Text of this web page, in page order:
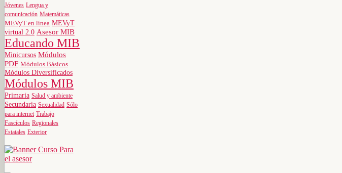
Jóvenes Lengua y
comunicación Matemáticas
MEVyT en línea MEVyT
virtual 2.0 Asesor MIB
Educando MIB
Minicursos Módulos
PDF Módulos Básicos
Módulos Diversificados
Módulos MIB
Primaria Salud y ambiente
Secundaria Sexualidad Sólo
para internet Trabajo
Fascículos Regionales
Estatales Exterior